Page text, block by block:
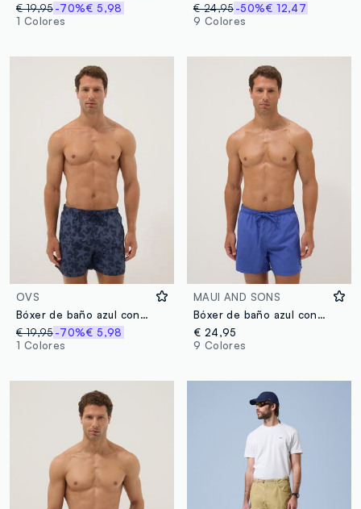
€ 19,95-70%€ 5,98
1 Colores
€ 24,95 -50%€ 12,47
9 Colores
OVS
Bóxer de baño azul con estampado de estrellas de mar
€ 19,95-70%€ 5,98
1 Colores
MAUI AND SONS
Bóxer de baño azul con cintura elástica y cordón ajustable
€ 24,95
9 Colores